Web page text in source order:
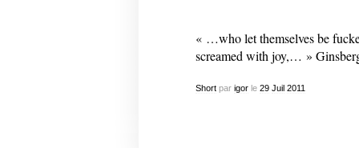
« …who let themselves be
screamed with joy,… »
Shortpar igorle 29 Juil 2011